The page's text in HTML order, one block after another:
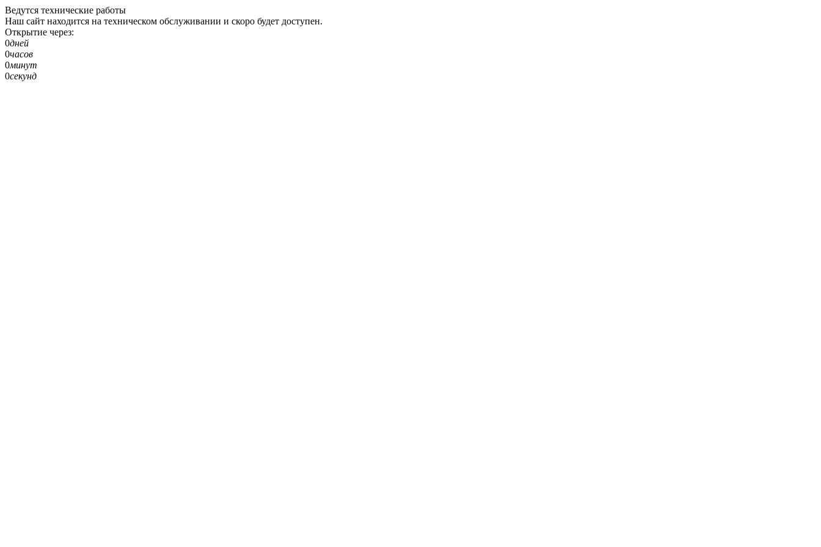
Ведутся технические работы
Наш сайт находится на техническом обслуживании и скоро будет доступен.
Открытие через:
0дней
0часов
0минут
0секунд